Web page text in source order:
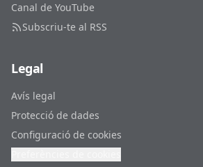
Canal de YouTube
Subscriu-te al RSS
Legal
Avís legal
Protecció de dades
Configuració de cookies